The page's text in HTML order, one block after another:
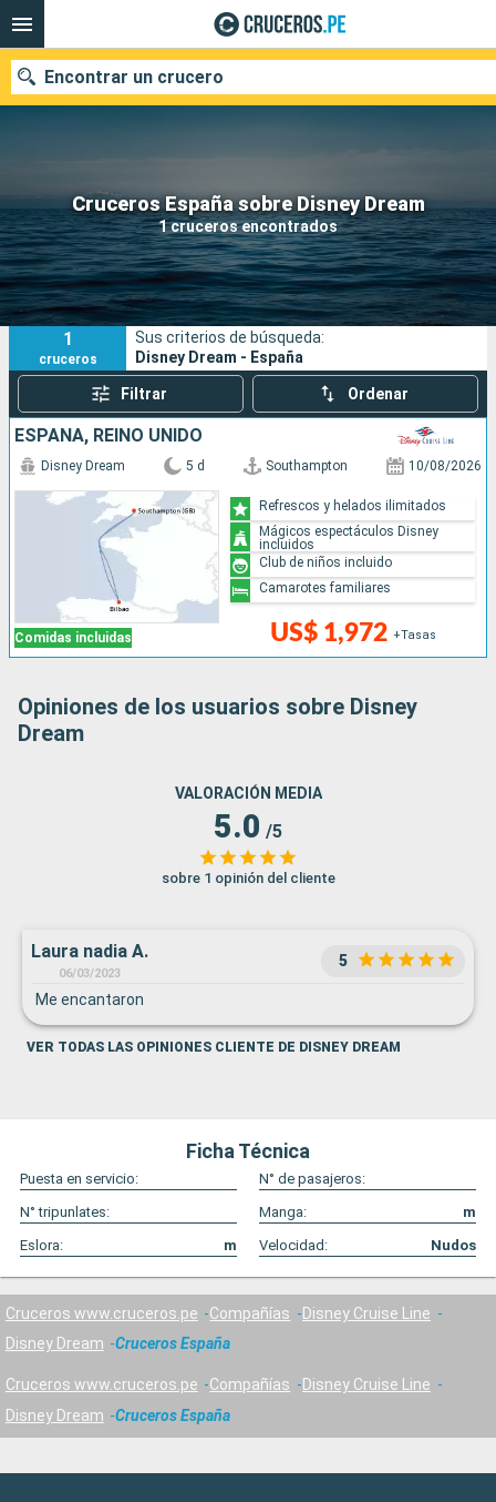
Cruceros España sobre Disney Dream
1 cruceros encontrados
Encontrar un crucero
Nuestros destinos
Fecha de salida
Puertos Compañías
Buscar
1
cruceros
Sus criterios de búsqueda:
Disney Dream - España
Filtrar Ordenar
ESPAÑA, REINO UNIDO
Comidas incluidas
Disney Dream 5 d Southampton 10/08/2026
US$ 1,972 +Tasas
Refrescos y helados ilimitados
Mágicos espectáculos Disney
incluidos
Club de niños incluido
Camarotes familiares
Opiniones de los usuarios sobre Disney
Dream
VALORACIÓN MEDIA
5.0 /5
sobre 1 opinión del cliente
Laura nadia A.
06/03/2023
5
Me encantaron
VER TODAS LAS OPINIONES CLIENTE DE DISNEY DREAM
Ficha Técnica
Puesta en servicio:
N° de pasajeros:
N° tripunlates:
Manga:
m
Eslora:
m Velocidad: Nudos
Cruceros www.cruceros.pe Compañías
Disney Cruise Line
Disney Dream
Cruceros España
Cruceros www.cruceros.pe Compañías
Disney Cruise Line
Disney Dream
Cruceros España